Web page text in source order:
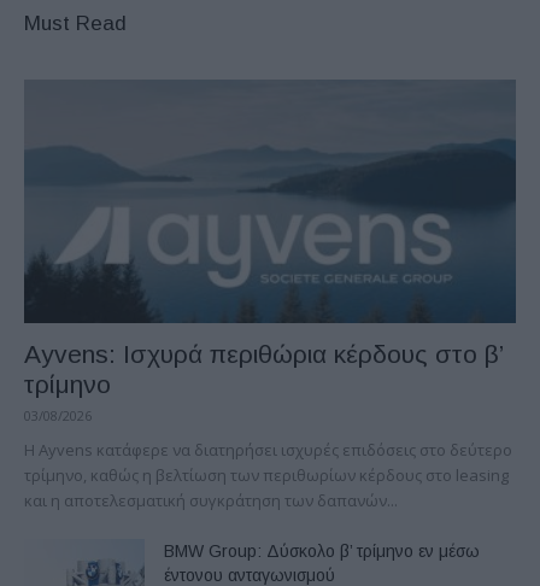
Must Read
Ayvens: Iσχυρά περιθώρια κέρδους στο β’
τρίμηνο
03/08/2026
Η Ayvens κατάφερε να διατηρήσει ισχυρές επιδόσεις στο δεύτερο
τρίμηνο, καθώς η βελτίωση των περιθωρίων κέρδους στο leasing
και η αποτελεσματική συγκράτηση των δαπανών...
BMW Group: Δύσκολο β’ τρίμηνο εν μέσω
έντονου ανταγωνισμού